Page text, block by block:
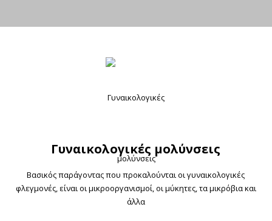
Γυναικολογικές μολύνσεις
Βασικός παράγοντας που προκαλούνται οι γυναικολογικές
φλεγμονές, είναι οι μικροοργανισμοί, οι μύκητες, τα μικρόβια και
άλλα